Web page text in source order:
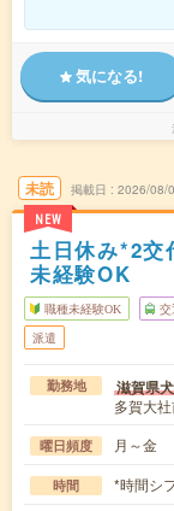
気になる!
未読
NEW
掲載日 2026/08/
土日休み*2交
未経験OK
職種未経験OK 交
派遣
勤務地 滋賀県
多賀大
曜日頻度 月～金
時間 *時間シ